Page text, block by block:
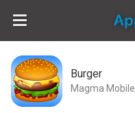
Burger
Magma Mobile